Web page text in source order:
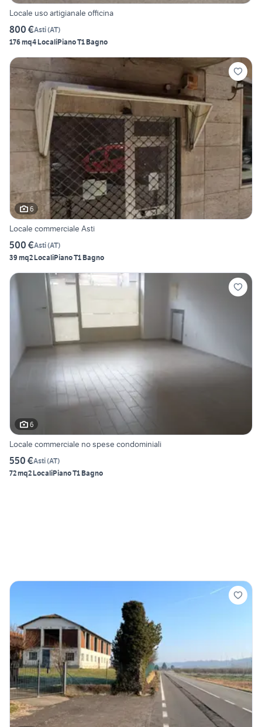
Locale uso artigianale officina
800 €Asti(AT)
176 mq4 LocaliPiano T1 Bagno
6
Locale commerciale Asti
500 €Asti(AT)
39 mq2 LocaliPiano T1 Bagno
6
Locale commerciale no spese condominiali
550 €Asti(AT)
72 mq2 LocaliPiano T1 Bagno